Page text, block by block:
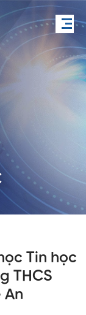
Tin học
THCS
An